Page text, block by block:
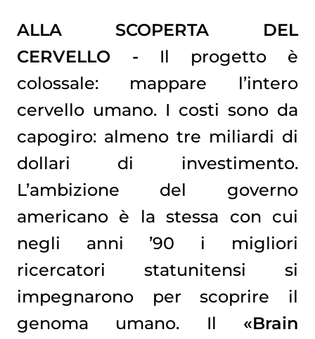
ALLA SCOPERTA DEL
CERVELLO - Il progetto è
colossale: mappare l’intero
cervello umano. I costi sono da
capogiro: almeno tre miliardi di
dollari di investimento.
L’ambizione del governo
americano è la stessa con cui
negli anni ’90 i migliori
ricercatori statunitensi si
impegnarono per scoprire il
genoma umano. Il «Brain